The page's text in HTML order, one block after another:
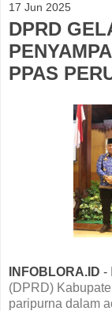
17 Jun 2025
DPRD
PPAS
INFOBLORA.ID -
(DPRD)
paripurna dalam